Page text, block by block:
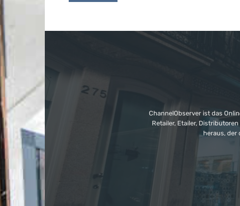
ChannelObserver ist das
Retailer, Etailer,
heraus,